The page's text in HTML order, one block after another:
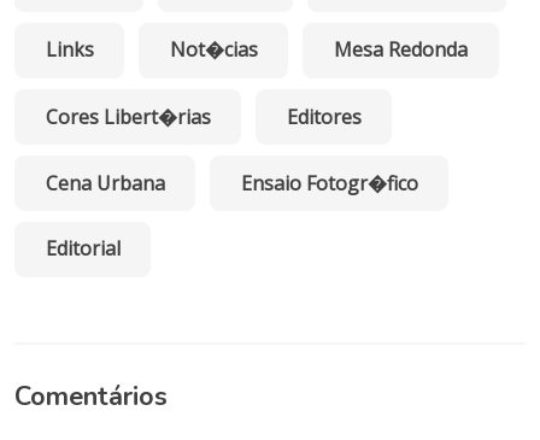
Links Not�cias Mesa Redonda
Cores Libert�rias Editores
Cena Urbana Ensaio Fotogr�fico
Editorial
Comentários